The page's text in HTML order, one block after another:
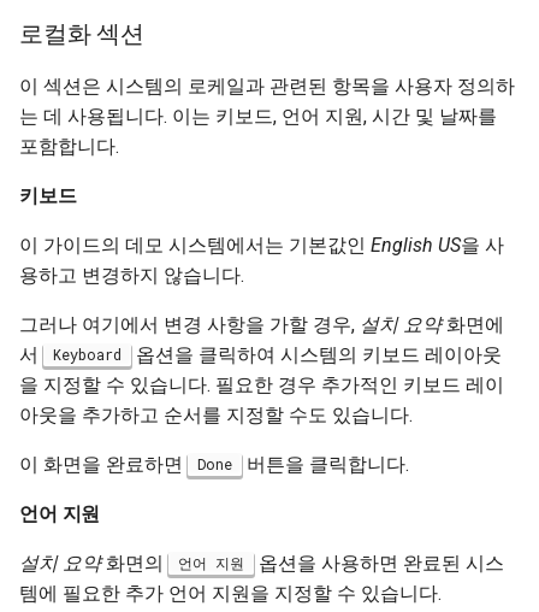
로컬화 섹션
이 섹션은 시스템의 로케일과 관련된 항목을 사용자 정의하
는 데 사용됩니다. 이는 키보드, 언어 지원, 시간 및 날짜를
포함합니다.
키보드
이 가이드의 데모 시스템에서는 기본값인 English US을 사
용하고 변경하지 않습니다.
그러나 여기에서 변경 사항을 가할 경우, 설치 요약화면에
서 Keyboard 옵션을 클릭하여 시스템의 키보드 레이아웃
을 지정할 수 있습니다. 필요한 경우 추가적인 키보드 레이
아웃을 추가하고 순서를 지정할 수도 있습니다.
이 화면을 완료하면 Done 버튼을 클릭합니다.
언어 지원
설치 요약화면의 언어 지원 옵션을 사용하면 완료된 시스
템에 필요한 추가 언어 지원을 지정할 수 있습니다.